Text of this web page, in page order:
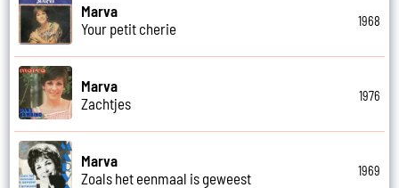
Marva
Your petit cherie
1968
Marva
Zachtjes
1976
Marva
Zoals het eenmaal is geweest
1969